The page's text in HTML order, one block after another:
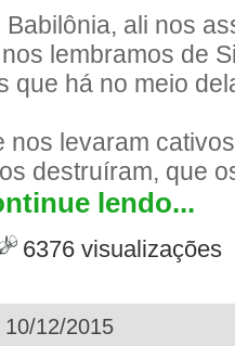
ali nos
lembramos de
que há no meio
nos levaram
destruíram, que
lendo...
6376 visualizações
12/2015